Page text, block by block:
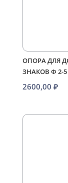
ОПОРА ДЛЯ
ЗНАКОВ Ф 2-
2600,00 ₽